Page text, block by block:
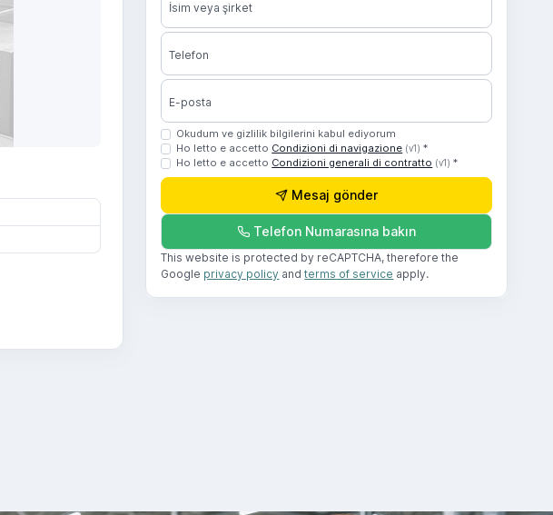
İsim veya şirket
Telefon
E-posta
Okudum ve gizlilik bilgilerini kabul ediyorum
Ho letto e accetto Condizioni di navigazione (v1) *
Ho letto e accetto Condizioni generali di contratto (v1) *
Mesaj gönder
Telefon Numarasına bakın
This website is protected by reCAPTCHA, therefore the
Google privacy policy andterms of service apply.